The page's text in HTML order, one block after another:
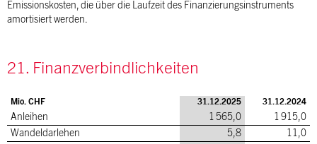
Emissionskosten, die über die Laufzeit des Finanzierungsinstruments
amortisiert werden.
21. Finanzverbindlichkeiten
Mio. CHF 31.12.2025 31.12.2024
Anleihen 1 565,0
1 915,0
Wandeldarlehen
5,8
11,0